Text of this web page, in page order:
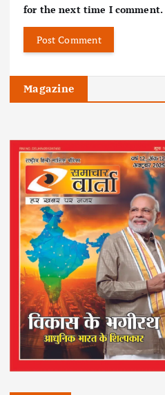
for the next time I comment.
Magazine